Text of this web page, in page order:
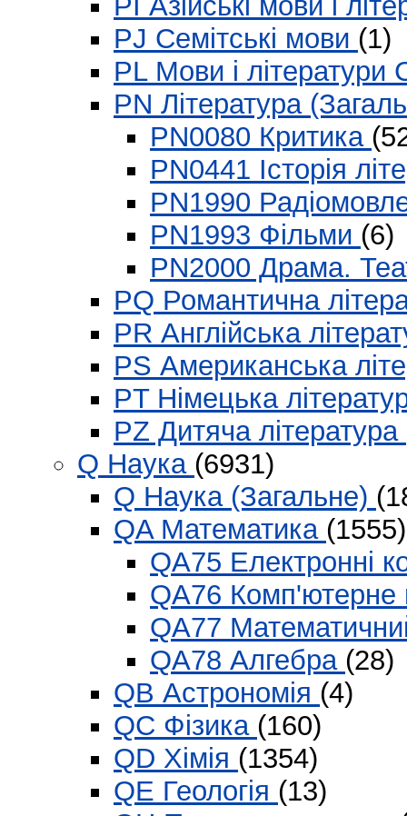
PJ Семітські мови (1)
PL Мови і літератури
PN Література
PN0080 Критика
PN0441 Історія
PN1990
PN1993 Фільми (6)
PN2000 Драма.
PQ Романтична
PR Англійська
PS Американська
PT Німецька
PZ Дитяча література
Q Наука (6931)
Q Наука (Загальне)
QA Математика (1555)
QA75 Електронні
QA76 Комп'ютерне
QA77
QA78 Алгебра (28)
QB Астрономія (4)
QC Фізика (160)
QD Хімія (1354)
QE Геологія (13)